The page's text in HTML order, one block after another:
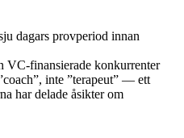
dagars provperiod innan
VC-finansierade konkurrenter
inte ”terapeut” — ett
har delade åsikter om